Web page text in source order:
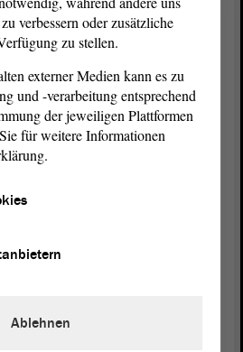
sind
Sachsen-Anhalt.
verbessern oder zusätzliche
zu stellen.
externer Medien kann es zu
und -verarbeitung entsprechend
der jeweiligen Plattformen
für weitere Informationen
Ablehnen